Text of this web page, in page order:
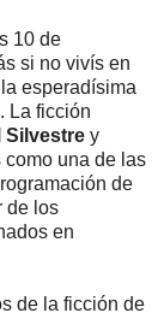
10 de
si no vivís en
esperadísima
. La ficción
Silvestre y
una de las
de
de los
en
de la ficción de